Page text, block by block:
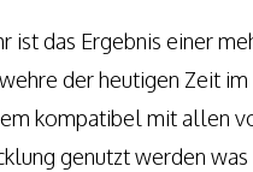
ist das Ergebnis einer
der heutigen Zeit
kompatibel mit allen
genutzt werden